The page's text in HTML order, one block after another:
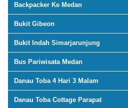
Backpacker Ke Medan
Bukit Gibeon
Bukit Indah Simarjarunjung
Bus Pariwisata Medan
Danau Toba 4 Hari 3 Malam
Danau Toba Cottage Parapat